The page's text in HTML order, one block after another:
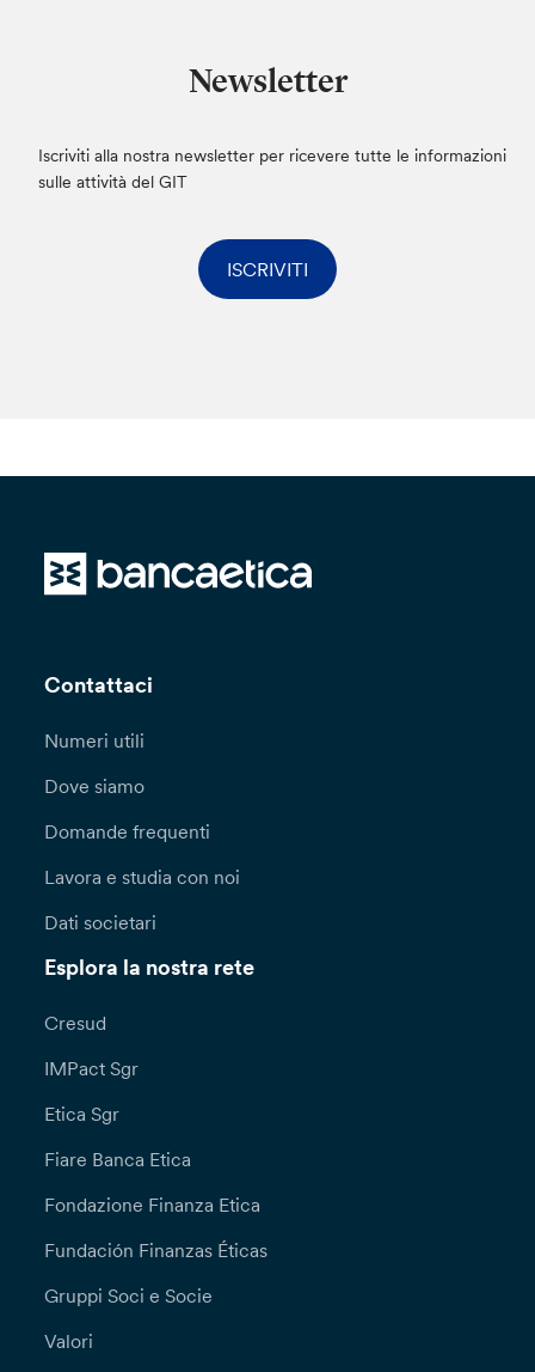
Newsletter
Iscriviti alla nostra newsletter per ricevere tutte le informazioni
sulle attività del GIT
ISCRIVITI
Contattaci
Numeri utili
Dove siamo
Domande frequenti
Lavora e studia con noi
Dati societari
Esplora la nostra rete
Cresud
IMPact Sgr
Etica Sgr
Fiare Banca Etica
Fondazione Finanza Etica
Fundación Finanzas Éticas
Gruppi Soci e Socie
Valori